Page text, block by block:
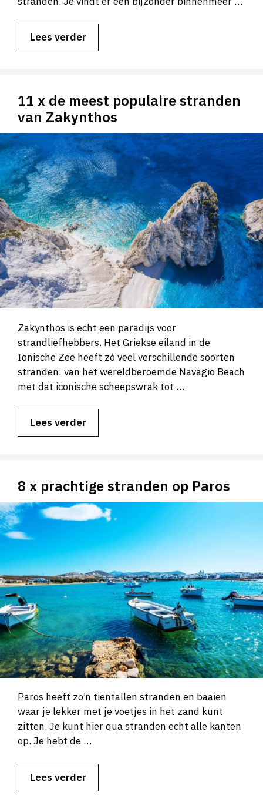
Lees verder
11 x de meest populaire stranden
van Zakynthos
Zakynthos is echt een paradijs voor
strandliefhebbers. Het Griekse eiland in de
Ionische Zee heeft zó veel verschillende soorten
stranden: van het wereldberoemde Navagio Beach
met dat iconische scheepswrak tot …
Lees verder
8 x prachtige stranden op Paros
Paros heeft zo’n tientallen stranden en baaien
waar je lekker met je voetjes in het zand kunt
zitten. Je kunt hier qua stranden echt alle kanten
op. Je hebt de …
Lees verder